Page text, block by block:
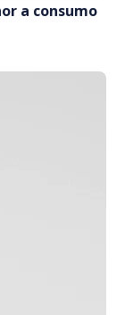
a consumo